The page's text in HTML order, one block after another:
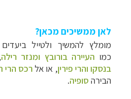
לאן ממשיכים מכאן?
מומלץ להמשיך ולטייל
כמו העיירה בורובץ ומנזר רילה
בנסקו והרי פירין, או אל רכס הרי
הבירה סופיה.